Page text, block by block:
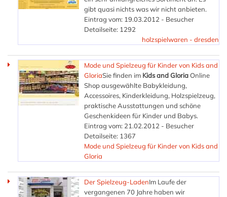
gibt quasi nichts was wir nicht anbieten.
Eintrag vom: 19.03.2012 - Besucher
Detailseite: 1292
holzspielwaren - dresden
Mode und Spielzeug für Kinder von Kids and
GloriaSie finden im Kids and GloriaOnline
Shop ausgewählte Babykleidung,
Accessoires, Kinderkleidung, Holzspielzeug,
praktische Ausstattungen und schöne
Geschenkideen für Kinder und Babys.
Eintrag vom: 21.02.2012 - Besucher
Detailseite: 1367
Mode und Spielzeug für Kinder von Kids and
Gloria
Der Spielzeug-LadenIm Laufe der
vergangenen 70 Jahre haben wir